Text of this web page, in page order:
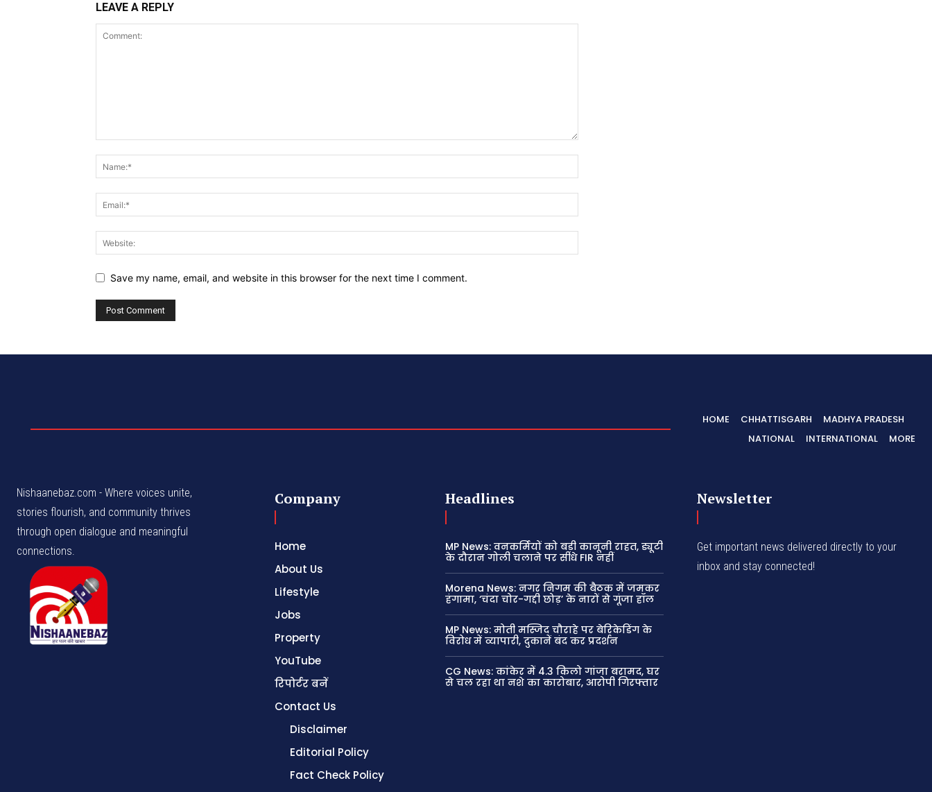
LEAVE A REPLY
Save my name, email, and website in this browser for the next time I comment.
HOME CHHATTISGARH
MADHYA PRADESH
NATIONAL
INTERNATIONAL MORE
Nishaanebaz.com - Where voices unite,
stories flourish, and community thrives
through open dialogue and meaningful
connections.
Company
Home
About Us
Lifestyle
Jobs
Property
YouTube
रिपोर्टर बनें
Contact Us
Disclaimer
Editorial Policy
Fact Check Policy
Headlines
MP News: वनकर्मियों को बड़ी कानूनी राहत, ड्यूटी
के दौरान गोली चलाने पर सीधे FIR नहीं
Morena News: नगर निगम की बैठक में जमकर
हंगामा, ‘चंदा चोर-गद्दी छोड़’ के नारों से गूंजा हॉल
MP News: मोती मस्जिद चौराहे पर बेरिकेडिंग के
विरोध में व्यापारी, दुकानें बंद कर प्रदर्शन
CG News: कांकेर में 4.3 किलो गांजा बरामद, घर
से चल रहा था नशे का कारोबार, आरोपी गिरफ्तार
Newsletter
Get important news delivered directly to your
inbox and stay connected!